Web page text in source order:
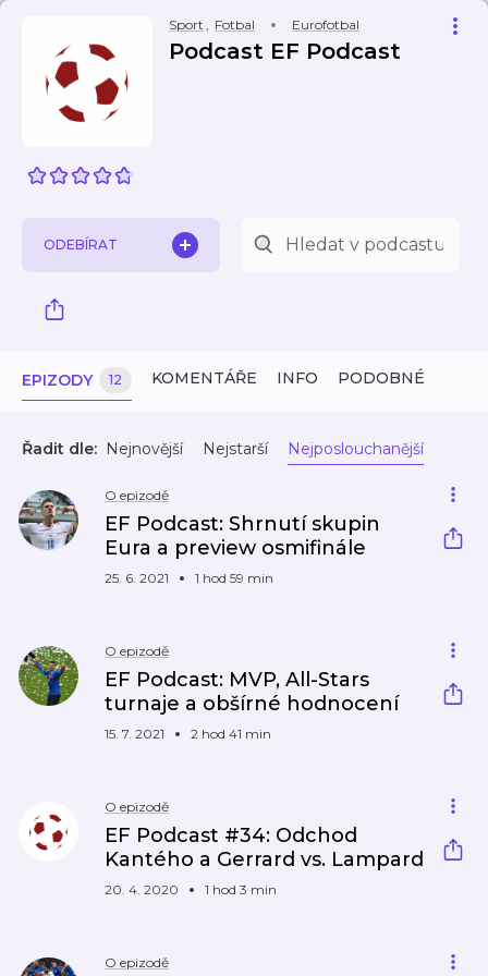
Sport , Fotbal Eurofotbal
Podcast EF Podcast
ODEBÍRAT
EPIZODY 12 KOMENTÁŘE INFO PODOBNÉ
Řadit dle: Nejnovější Nejstarší Nejposlouchanější
O epizodě
EF Podcast: Shrnutí skupin
Eura a preview osmifinále
25. 6. 2021 1 hod 59 min
O epizodě
EF Podcast: MVP, All-Stars
turnaje a obšírné hodnocení
15. 7. 2021 2 hod 41 min
O epizodě
EF Podcast #34: Odchod
Kantého a Gerrard vs. Lampard
20. 4. 2020 1 hod 3 min
O epizodě